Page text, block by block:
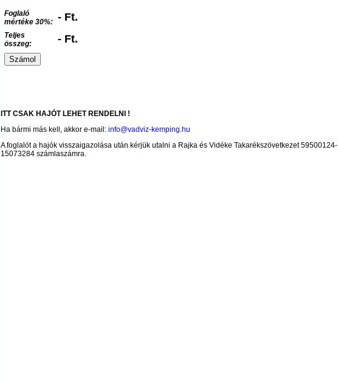
Foglaló
mértéke 30%: - Ft.
Teljes
összeg:
- Ft.
ITT CSAK HAJÓT LEHET RENDELNI !
Ha bármi más kell, akkor e-mail: info@vadviz-kemping.hu
A foglalót a hajók visszaigazolása után kérjük utalni a Rajka és Vidéke Takarékszövetkezet 59500124-
15073284 számlaszámra.